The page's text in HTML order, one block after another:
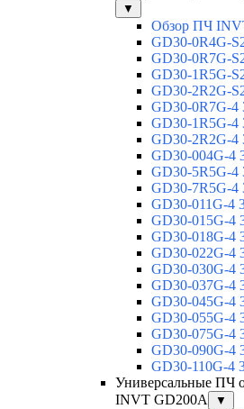
▼
Обзор ПЧ
GD30-0R4G-
GD30-0R7G-
GD30-1R5G-
GD30-2R2G-
GD30-0R7G-4
GD30-1R5G-4
GD30-2R2G-4
GD30-004G-4
GD30-5R5G-4
GD30-7R5G-4
GD30-011G-4
GD30-015G-4
GD30-018G-4
GD30-022G-4
GD30-030G-4
GD30-037G-4
GD30-045G-4
GD30-055G-4
GD30-075G-4
GD30-090G-4
GD30-110G-4
Универсальные ПЧ
INVT GD200A
▼